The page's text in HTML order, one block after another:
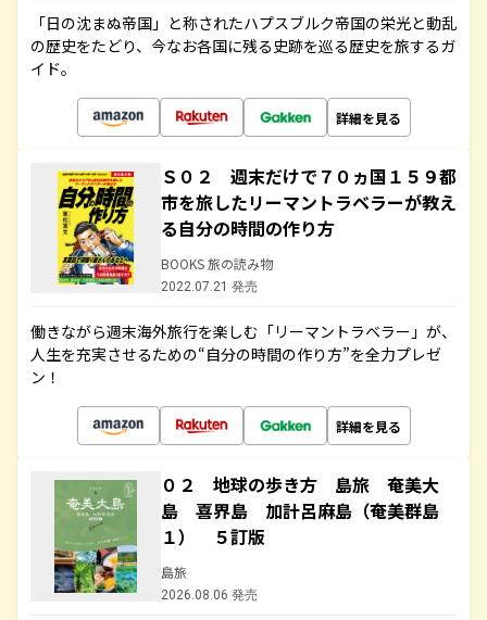
「日の沈まぬ帝国」と称されたハプスブルク帝国の栄光と動乱
の歴史をたどり、今なお各国に残る史跡を巡る歴史を旅するガ
イド。
詳細を見る
Ｓ０２ 週末だけで７０ヵ国１５９都
市を旅したリーマントラベラーが教え
る自分の時間の作り方
BOOKS 旅の読み物
2022.07.21 発売
働きながら週末海外旅行を楽しむ「リーマントラベラー」が、
人生を充実させるための“自分の時間の作り方”を全力プレゼ
ン！
詳細を見る
０２ 地球の歩き方 島旅 奄美大
島 喜界島 加計呂麻島（奄美群島
１） ５訂版
島旅
2026.08.06 発売